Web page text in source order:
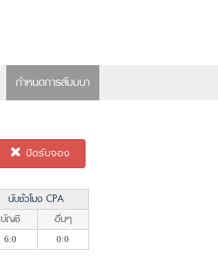
กำหนดการสัมมนา
ปิดรับจอง
นับชั่วโมง CPA
บัญชี อื่นๆ
6:0 0:0